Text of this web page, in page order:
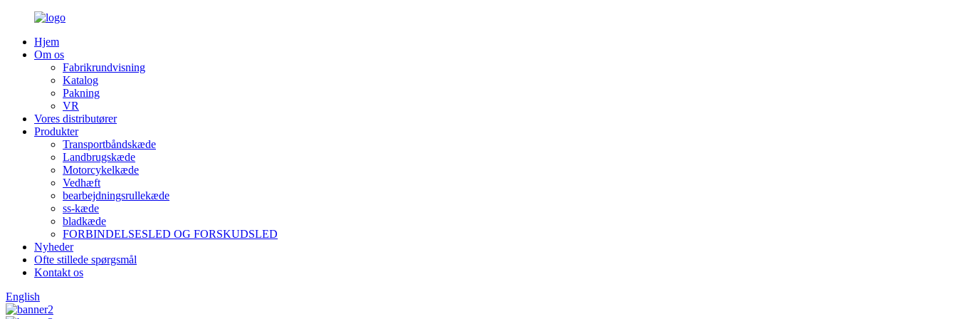
Hjem
Om os
Fabrikrundvisning
Katalog
Pakning
VR
Vores distributører
Produkter
Transportbåndskæde
Landbrugskæde
Motorcykelkæde
Vedhæft
bearbejdningsrullekæde
ss-kæde
bladkæde
FORBINDELSESLED OG FORSKUDSLED
Nyheder
Ofte stillede spørgsmål
Kontakt os
English